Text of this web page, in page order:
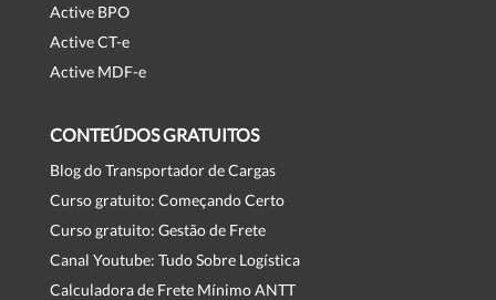
Active BPO
Active CT-e
Active MDF-e
CONTEÚDOS GRATUITOS
Blog do Transportador de Cargas
Curso gratuito: Começando Certo
Curso gratuito: Gestão de Frete
Canal Youtube: Tudo Sobre Logística
Calculadora de Frete Mínimo ANTT